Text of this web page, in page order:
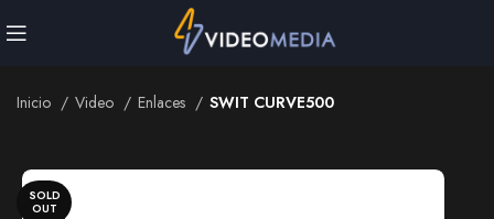
Enlaces
Inicio Video Enlaces SWIT CURVE500
SOLD
OUT